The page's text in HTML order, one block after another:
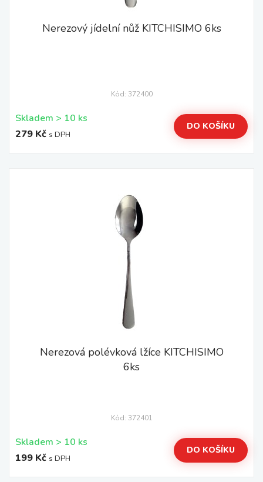
Nerezový jídelní nůž KITCHISIMO 6ks
Kód: 372400
Skladem > 10 ks
279 Kč s DPH
DO KOŠÍKU
Nerezová polévková lžíce KITCHISIMO
6ks
Kód: 372401
Skladem > 10 ks
199 Kč s DPH
DO KOŠÍKU